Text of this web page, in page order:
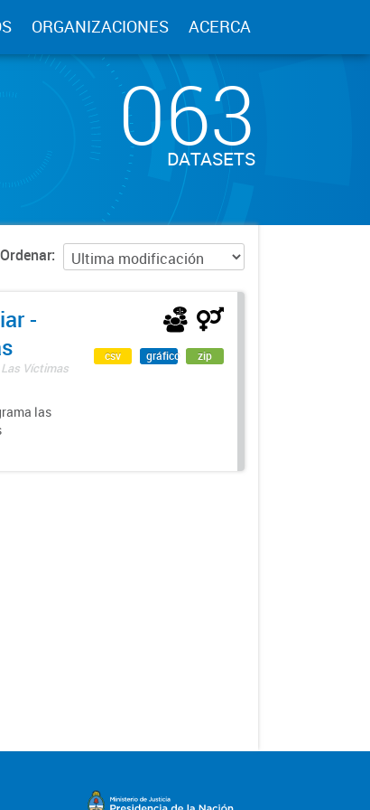
ORGANIZACIONES ACERCA
063
DATASETS
Ordenar
-
Víctimas
las
csv gráfico zip